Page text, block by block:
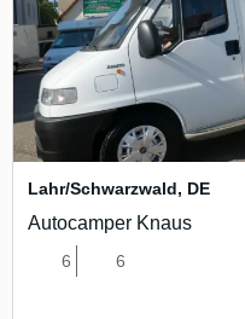
Lahr/Schwarzwald, DE
Autocamper Knaus
6 6